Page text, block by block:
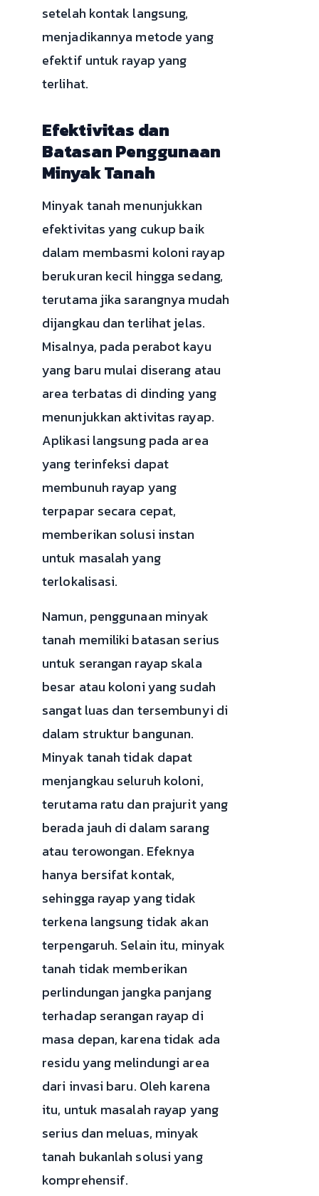
setelah kontak langsung,
menjadikannya metode yang
efektif untuk rayap yang
terlihat.
Efektivitas dan
Batasan Penggunaan
Minyak Tanah
Minyak tanah menunjukkan
efektivitas yang cukup baik
dalam membasmi koloni rayap
berukuran kecil hingga sedang,
terutama jika sarangnya mudah
dijangkau dan terlihat jelas.
Misalnya, pada perabot kayu
yang baru mulai diserang atau
area terbatas di dinding yang
menunjukkan aktivitas rayap.
Aplikasi langsung pada area
yang terinfeksi dapat
membunuh rayap yang
terpapar secara cepat,
memberikan solusi instan
untuk masalah yang
terlokalisasi.
Namun, penggunaan minyak
tanah memiliki batasan serius
untuk serangan rayap skala
besar atau koloni yang sudah
sangat luas dan tersembunyi di
dalam struktur bangunan.
Minyak tanah tidak dapat
menjangkau seluruh koloni,
terutama ratu dan prajurit yang
berada jauh di dalam sarang
atau terowongan. Efeknya
hanya bersifat kontak,
sehingga rayap yang tidak
terkena langsung tidak akan
terpengaruh. Selain itu, minyak
tanah tidak memberikan
perlindungan jangka panjang
terhadap serangan rayap di
masa depan, karena tidak ada
residu yang melindungi area
dari invasi baru. Oleh karena
itu, untuk masalah rayap yang
serius dan meluas, minyak
tanah bukanlah solusi yang
komprehensif.